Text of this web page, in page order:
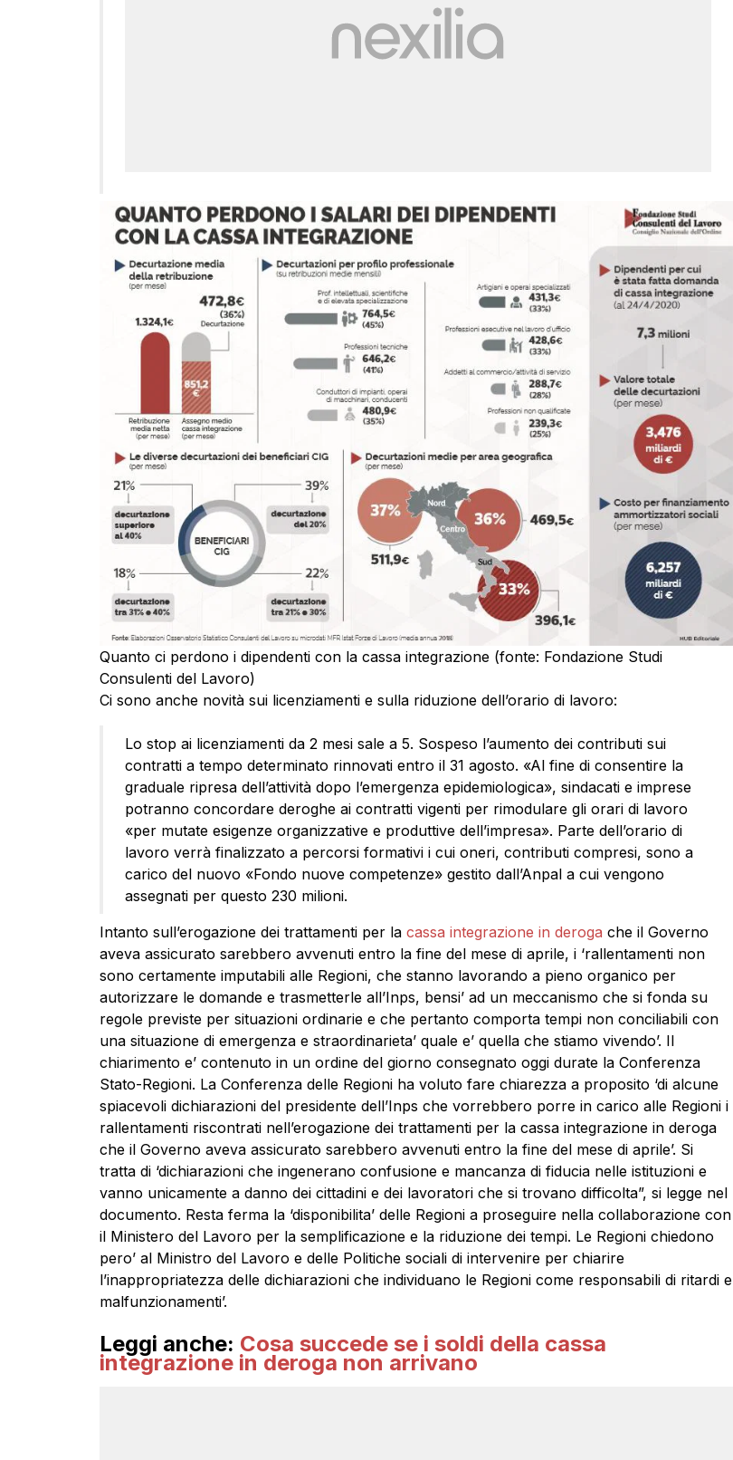
Quanto ci perdono i dipendenti con la cassa integrazione (fonte: Fondazione Studi
Consulenti del Lavoro)
Ci sono anche novità sui licenziamenti e sulla riduzione dell’orario di lavoro:
Lo stop ai licenziamenti da 2 mesi sale a 5. Sospeso l’aumento dei contributi sui
contratti a tempo determinato rinnovati entro il 31 agosto. «Al fine di consentire la
graduale ripresa dell’attività dopo l’emergenza epidemiologica», sindacati e imprese
potranno concordare deroghe ai contratti vigenti per rimodulare gli orari di lavoro
«per mutate esigenze organizzative e produttive dell’impresa». Parte dell’orario di
lavoro verrà finalizzato a percorsi formativi i cui oneri, contributi compresi, sono a
carico del nuovo «Fondo nuove competenze» gestito dall’Anpal a cui vengono
assegnati per questo 230 milioni.
Intanto sull’erogazione dei trattamenti per la cassa integrazione in deroga che il Governo
aveva assicurato sarebbero avvenuti entro la fine del mese di aprile, i ‘rallentamenti non
sono certamente imputabili alle Regioni, che stanno lavorando a pieno organico per
autorizzare le domande e trasmetterle all’Inps, bensi’ ad un meccanismo che si fonda su
regole previste per situazioni ordinarie e che pertanto comporta tempi non conciliabili con
una situazione di emergenza e straordinarieta’ quale e’ quella che stiamo vivendo’. Il
chiarimento e’ contenuto in un ordine del giorno consegnato oggi durate la Conferenza
Stato-Regioni. La Conferenza delle Regioni ha voluto fare chiarezza a proposito ‘di alcune
spiacevoli dichiarazioni del presidente dell’Inps che vorrebbero porre in carico alle Regioni i
rallentamenti riscontrati nell’erogazione dei trattamenti per la cassa integrazione in deroga
che il Governo aveva assicurato sarebbero avvenuti entro la fine del mese di aprile’. Si
tratta di ‘dichiarazioni che ingenerano confusione e mancanza di fiducia nelle istituzioni e
vanno unicamente a danno dei cittadini e dei lavoratori che si trovano difficolta”, si legge nel
documento. Resta ferma la ‘disponibilita’ delle Regioni a proseguire nella collaborazione con
il Ministero del Lavoro per la semplificazione e la riduzione dei tempi. Le Regioni chiedono
pero’ al Ministro del Lavoro e delle Politiche sociali di intervenire per chiarire
l’inappropriatezza delle dichiarazioni che individuano le Regioni come responsabili di ritardi e
malfunzionamenti’.
Leggi anche: Cosa succede se i soldi della cassa
integrazione in deroga non arrivano